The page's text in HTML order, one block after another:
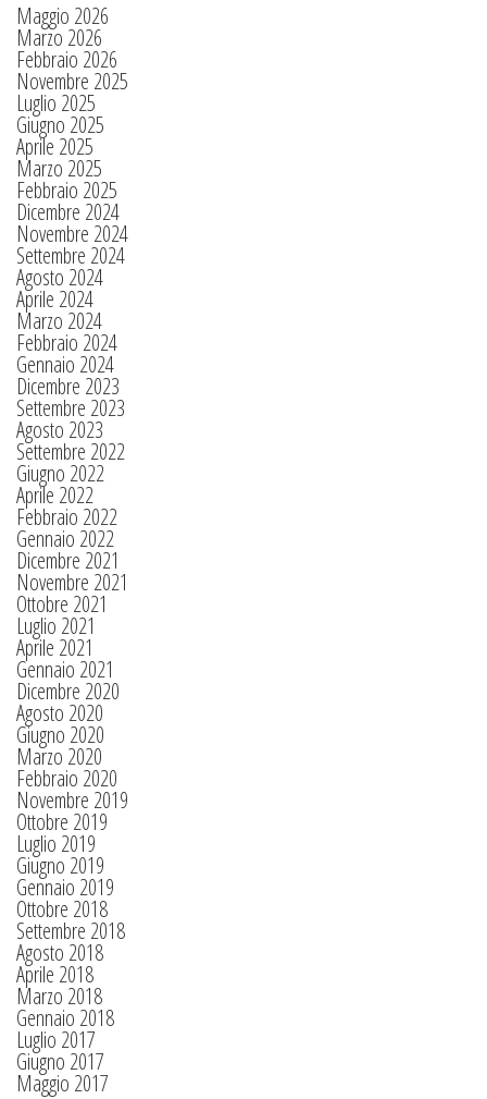
Maggio 2026
Marzo 2026
Febbraio 2026
Novembre 2025
Luglio 2025
Giugno 2025
Aprile 2025
Marzo 2025
Febbraio 2025
Dicembre 2024
Novembre 2024
Settembre 2024
Agosto 2024
Aprile 2024
Marzo 2024
Febbraio 2024
Gennaio 2024
Dicembre 2023
Settembre 2023
Agosto 2023
Settembre 2022
Giugno 2022
Aprile 2022
Febbraio 2022
Gennaio 2022
Dicembre 2021
Novembre 2021
Ottobre 2021
Luglio 2021
Aprile 2021
Gennaio 2021
Dicembre 2020
Agosto 2020
Giugno 2020
Marzo 2020
Febbraio 2020
Novembre 2019
Ottobre 2019
Luglio 2019
Giugno 2019
Gennaio 2019
Ottobre 2018
Settembre 2018
Agosto 2018
Aprile 2018
Marzo 2018
Gennaio 2018
Luglio 2017
Giugno 2017
Maggio 2017